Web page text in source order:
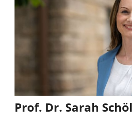
Prof. Dr. Sarah